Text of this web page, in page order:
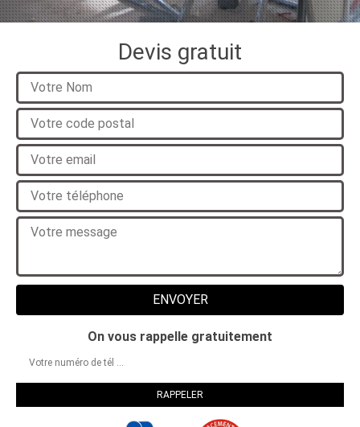
Devis gratuit
On vous rappelle gratuitement